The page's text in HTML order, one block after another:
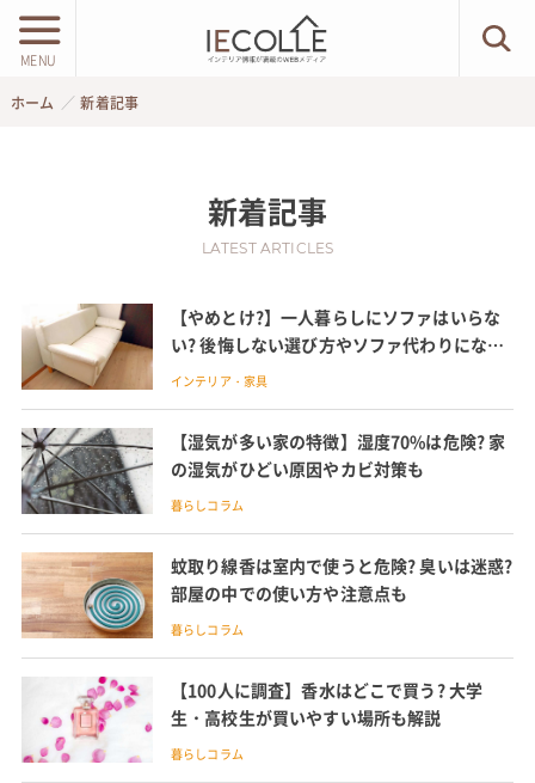
MENU
ホーム 新着記事
新着記事
LATEST ARTICLES
【やめとけ?】一人暮らしにソファはいらな
い? 後悔しない選び方やソファ代わりになる
ものも紹介
インテリア・家具
【湿気が多い家の特徴】湿度70%は危険? 家
の湿気がひどい原因やカビ対策も
暮らしコラム
蚊取り線香は室内で使うと危険? 臭いは迷惑?
部屋の中での使い方や注意点も
暮らしコラム
【100人に調査】香水はどこで買う? 大学
生・高校生が買いやすい場所も解説
暮らしコラム